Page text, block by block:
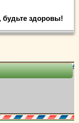
будьте здоровы!